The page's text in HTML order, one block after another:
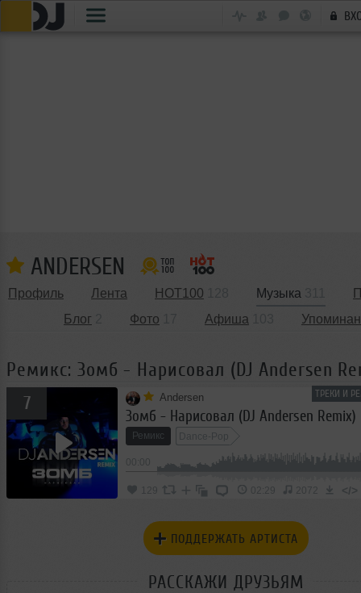
ANDERSEN
Профиль Лента HOT100 Музыка
Блог
Фото Афиша
Ремикс: Зомб - Нарисовал (DJ Andersen
ТРЕКИ И
7 Andersen
Зомб - Нарисовал (DJ Andersen Remix)
Ремикс Dance-Pop
129 02:29 2072 </>
ПОДДЕРЖАТЬ АРТИСТА
РАССКАЖИ ДРУЗЬЯМ